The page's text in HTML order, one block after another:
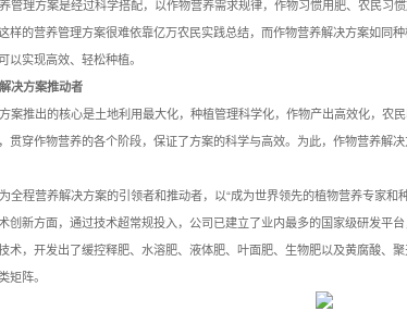
管理方案是经过科学搭配，以作物营养需求规律，作物习惯用肥、农民习
样的营养管理方案很难依靠亿万农民实践总结，而作物营养解决方案如同
以实现高效、轻松种植。
决方案推动者
案推出的核心是土地利用最大化，种植管理科学化，作物产出高效化，农
贯穿作物营养的各个阶段，保证了方案的科学与高效。为此，作物营养解
全程营养解决方案的引领者和推动者，以“成为世界领先的植物营养专家
创新方面，通过技术超常规投入，公司已建立了业内最多的国家级研发平
术，开发出了缓控释肥、水溶肥、液体肥、叶面肥、生物肥以及黄腐酸、
矩阵。